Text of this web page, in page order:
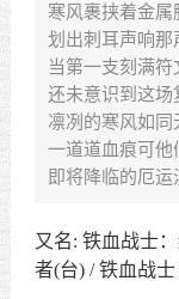
寒风裹挟着金
划出刺耳声响那
当第一支刻满
还未意识到这场
凛冽的寒风如
一道道血痕可他
即将降临的厄
又名: 铁血战士
者(台) /铁血战